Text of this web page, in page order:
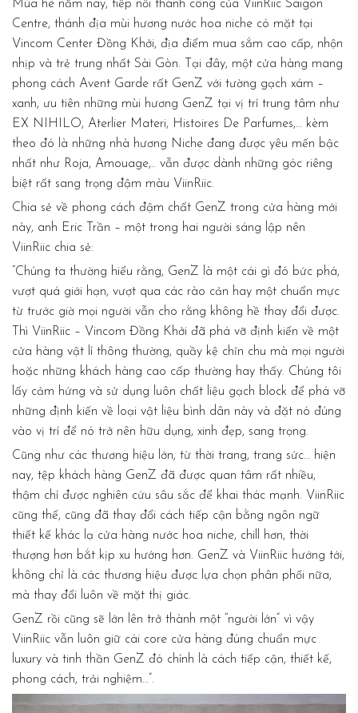
Mùa hè năm nay, tiếp nối thành công của ViinRiic Saigon
Centre, thánh địa mùi hương nước hoa niche có mặt tại
Vincom Center Đồng Khởi, địa điểm mua sắm cao cấp, nhộn
nhịp và trẻ trung nhất Sài Gòn. Tại đây, một cửa hàng mang
phong cách Avent Garde rất GenZ với tường gạch xám –
xanh, ưu tiên những mùi hương GenZ tại vị trí trung tâm như
EX NIHILO, Aterlier Materi, Histoires De Parfumes,… kèm
theo đó là những nhà hương Niche đang được yêu mến bậc
nhất như Roja, Amouage,.. vẫn được dành những góc riêng
biệt rất sang trọng đậm màu ViinRiic.
Chia sẻ về phong cách đậm chất GenZ trong cửa hàng mới
này, anh Eric Trần – một trong hai người sáng lập nên
ViinRiic chia sẻ:
“Chúng ta thường hiểu rằng, GenZ là một cái gì đó bức phá,
vượt quá giới hạn, vượt qua các rào cản hay một chuẩn mực
từ trước giờ mọi người vẫn cho rằng không hề thay đổi được.
Thì ViinRiic – Vincom Đồng Khởi đã phá vỡ định kiến về một
cửa hàng vật lí thông thường, quầy kệ chỉn chu mà mọi người
hoặc những khách hàng cao cấp thường hay thấy. Chúng tôi
lấy cảm hứng và sử dụng luôn chất liệu gạch block để phá vỡ
những định kiến về loại vật liệu bình dân này và đặt nó đúng
vào vị trí để nó trở nên hữu dụng, xinh đẹp, sang trọng.
Cũng như các thương hiệu lớn, từ thời trang, trang sức… hiện
nay, tệp khách hàng GenZ đã được quan tâm rất nhiều,
thậm chí được nghiên cứu sâu sắc để khai thác mạnh. ViinRiic
cũng thế, cũng đã thay đổi cách tiếp cận bằng ngôn ngữ
thiết kế khác lạ cửa hàng nước hoa niche, chill hơn, thời
thượng hơn bắt kịp xu hướng hơn. GenZ và ViinRiic hướng tới,
không chỉ là các thương hiệu được lựa chọn phân phối nữa,
mà thay đổi luôn về mặt thị giác.
GenZ rồi cũng sẽ lớn lên trở thành một “người lớn” vì vậy
ViinRiic vẫn luôn giữ cái core cửa hàng đúng chuẩn mực
luxury và tinh thần GenZ đó chính là cách tiếp cận, thiết kế,
phong cách, trải nghiệm…”.